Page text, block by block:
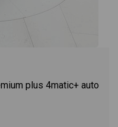
plus 4matic+ auto